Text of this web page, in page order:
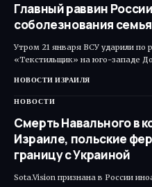
Главный раввин
соболезнования
Утром 21 января ВСУ ударили по
«Текстильщик» на юго-западе
НОВОСТИ ИЗРАИЛЯ
НОВОСТИ
Смерть Навального в
Израиле, польские
границу с Украиной
Sota.Vision признана в России